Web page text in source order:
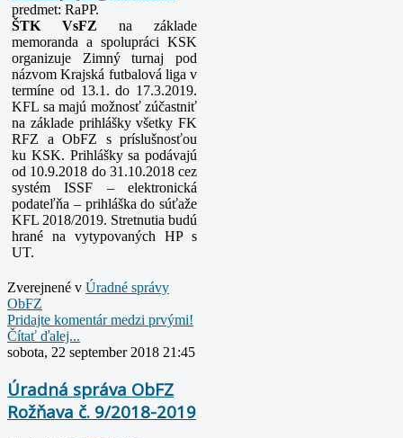
predmet: RaPP.
ŠTK VsFZ na základe
memoranda a spolupráci KSK
organizuje Zimný turnaj pod
názvom Krajská futbalová liga v
termíne od 13.1. do 17.3.2019.
KFL sa majú možnosť zúčastniť
na základe prihlášky všetky FK
RFZ a ObFZ s príslušnosťou
ku KSK. Prihlášky sa podávajú
od 10.9.2018 do 31.10.2018 cez
systém ISSF – elektronická
podateľňa – prihláška do súťaže
KFL 2018/2019. Stretnutia budú
hrané na vytypovaných HP s
UT.
Zverejnené v Úradné správy
ObFZ
Pridajte komentár medzi prvými!
Čítať ďalej...
sobota, 22 september 2018 21:45
Úradná správa ObFZ
Rožňava č. 9/2018-2019